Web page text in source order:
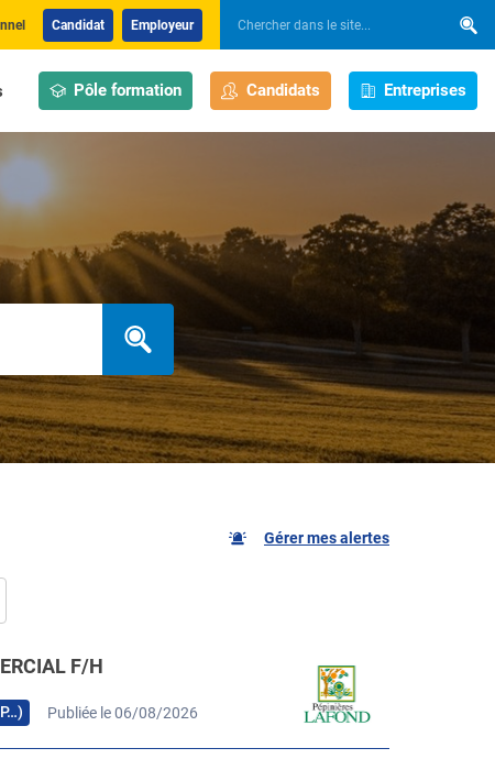
Pôle formation Candidats Entreprises
Candidat Employeur
Gérer mes alertes
F/H
Publiée le 06/08/2026